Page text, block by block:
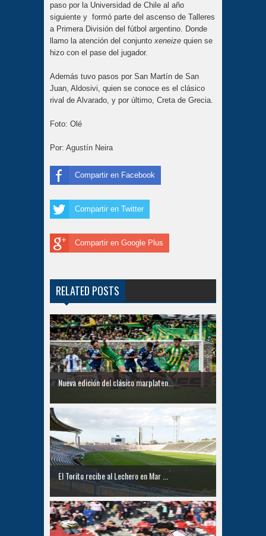
paso por la Universidad de Chile al año
siguiente y formó parte del ascenso de Talleres
a Primera División del fútbol argentino. Donde
llamo la atención del conjuntoxeneize quien se
hizo con el pase del jugador.
Además tuvo pasos por San Martín de San
Juan, Aldosivi, quien se conoce es el clásico
rival de Alvarado, y por último, Creta de Grecia.
Foto: Olé
Por: Agustín Neira
Compartir en Facebook
Compartir en Twitter
Compartir en Google Plus
RELATED POSTS
Nueva edición del clásico marplaten...
El Torito recibe al Lechero en Mar ...